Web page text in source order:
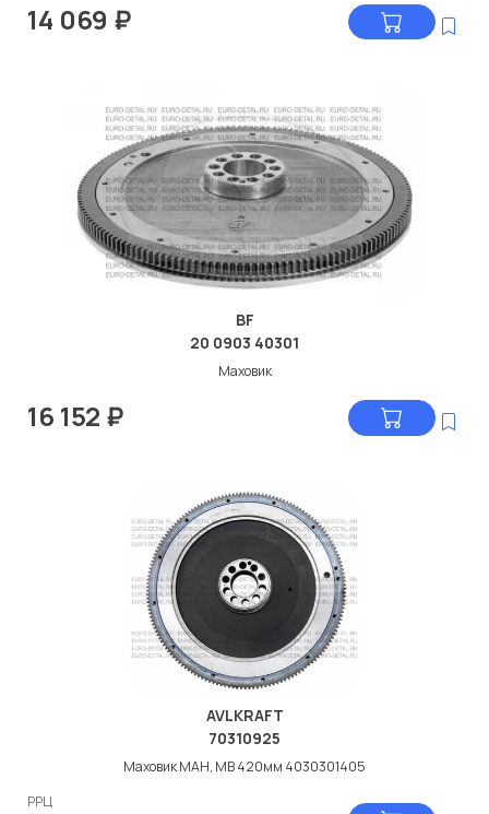
14 069 ₽
BF
20 0903 40301
Маховик
16 152 ₽
AVLKRAFT
70310925
Маховик МАН, МВ 420мм 4030301405
РРЦ